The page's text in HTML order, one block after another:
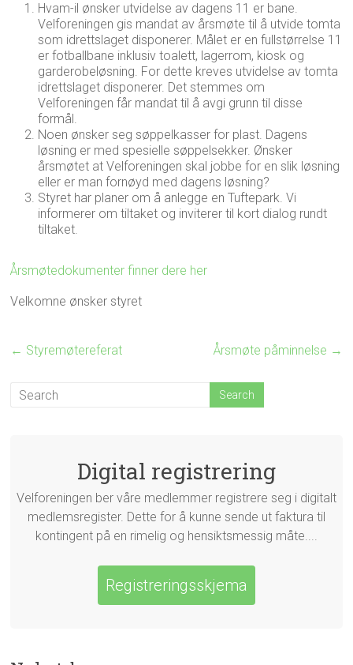
Hvam-il ønsker utvidelse av dagens 11 er bane.
Velforeningen gis mandat av årsmøte til å utvide tomta
som idrettslaget disponerer. Målet er en fullstørrelse 11
er fotballbane inklusiv toalett, lagerrom, kiosk og
garderobeløsning. For dette kreves utvidelse av tomta
idrettslaget disponerer. Det stemmes om
Velforeningen får mandat til å avgi grunn til disse
formål.
Noen ønsker seg søppelkasser for plast. Dagens
løsning er med spesielle søppelsekker. Ønsker
årsmøtet at Velforeningen skal jobbe for en slik løsning
eller er man fornøyd med dagens løsning?
Styret har planer om å anlegge en Tuftepark. Vi
informerer om tiltaket og inviterer til kort dialog rundt
tiltaket.
Årsmøtedokumenter finner dere her
Velkomne ønsker styret
← Styremøtereferat Årsmøte påminnelse →
Digital registrering
Velforeningen ber våre medlemmer registrere seg i digitalt
medlemsregister. Dette for å kunne sende ut faktura til
kontingent på en rimelig og hensiktsmessig måte....
Registreringsskjema